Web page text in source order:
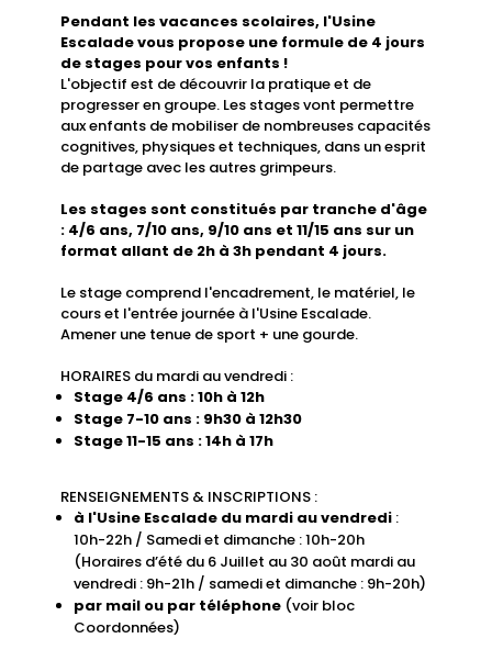
Pendant les vacances scolaires, l'Usine
Escalade vous propose une formule de 4 jours
de stages pour vos enfants !
L'objectif est de découvrir la pratique et de
progresser en groupe. Les stages vont permettre
aux enfants de mobiliser de nombreuses capacités
cognitives, physiques et techniques, dans un esprit
de partage avec les autres grimpeurs.
Les stages sont constitués par tranche d'âge
: 4/6 ans, 7/10 ans, 9/10 ans et 11/15 ans sur un
format allant de 2h à 3h pendant 4 jours.
Le stage comprend l'encadrement, le matériel, le
cours et l'entrée journée à l'Usine Escalade.
Amener une tenue de sport + une gourde.
HORAIRES du mardi au vendredi :
Stage 4/6 ans : 10h à 12h
Stage 7-10 ans : 9h30 à 12h30
Stage 11-15 ans : 14h à 17h
RENSEIGNEMENTS & INSCRIPTIONS :
à l'Usine Escalade du mardi au vendredi :
10h-22h / Samedi et dimanche : 10h-20h
(Horaires d’été du 6 Juillet au 30 août mardi au
vendredi : 9h-21h / samedi et dimanche : 9h-20h)
par mail ou par téléphone(voir bloc
Coordonnées)